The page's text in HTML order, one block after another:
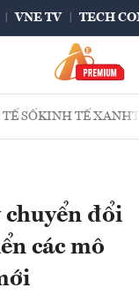
VNE TV TECH
SỐKINH TẾ XANH
chuyển đổi
các mô